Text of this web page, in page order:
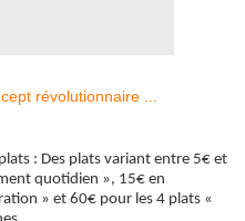
: Des plats variant entre 5€ et
quotidien », 15€ en
» et 60€ pour les 4 plats «